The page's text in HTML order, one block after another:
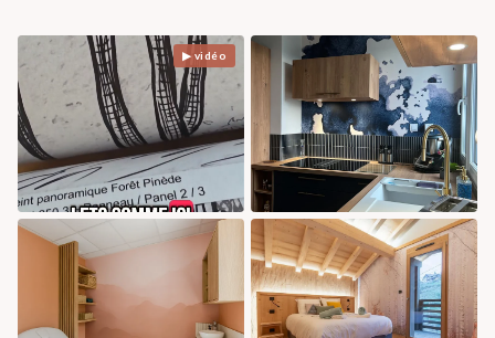
▶ vidéo